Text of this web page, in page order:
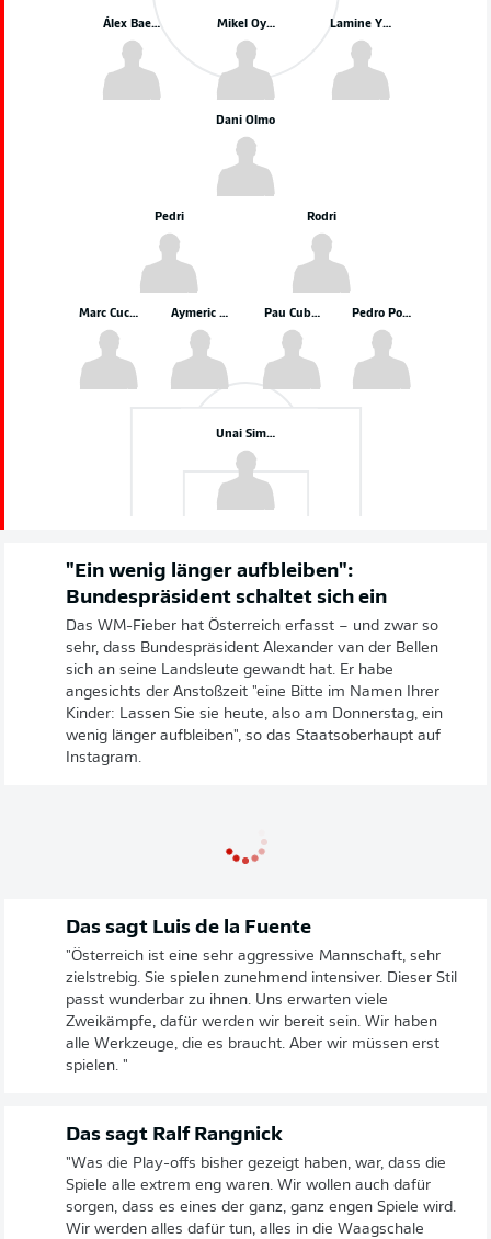
Unai Simón
Pedro Porro
Aymeric Laporte Pau Cubarsí
Marc Cucurella
Álex Baena
Rodri
Pedri
Dani Olmo
Lamine Yamal
Mikel Oyarzabal
"Ein wenig länger aufbleiben":
Bundespräsident schaltet sich ein
Das WM-Fieber hat Österreich erfasst – und zwar so
sehr, dass Bundespräsident Alexander van der Bellen
sich an seine Landsleute gewandt hat. Er habe
angesichts der Anstoßzeit "eine Bitte im Namen Ihrer
Kinder: Lassen Sie sie heute, also am Donnerstag, ein
wenig länger aufbleiben", so das Staatsoberhaupt auf
Instagram.
Das sagt Luis de la Fuente
"Österreich ist eine sehr aggressive Mannschaft, sehr
zielstrebig. Sie spielen zunehmend intensiver. Dieser Stil
passt wunderbar zu ihnen. Uns erwarten viele
Zweikämpfe, dafür werden wir bereit sein. Wir haben
alle Werkzeuge, die es braucht. Aber wir müssen erst
spielen. "
Das sagt Ralf Rangnick
"Was die Play-offs bisher gezeigt haben, war, dass die
Spiele alle extrem eng waren. Wir wollen auch dafür
sorgen, dass es eines der ganz, ganz engen Spiele wird.
Wir werden alles dafür tun, alles in die Waagschale